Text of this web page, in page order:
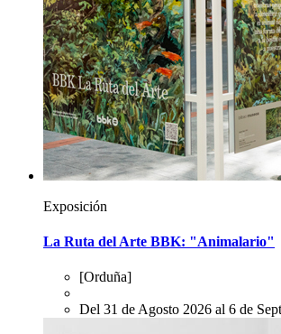
Exposición
La Ruta del Arte BBK: "Animalario"
[Orduña]
Del 31 de Agosto 2026 al 6 de